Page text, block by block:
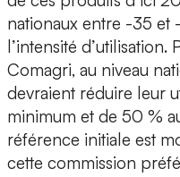
nationaux entre -35
l’intensité
Comagri, au niveau
devraient réduire leur
minimum et de 50 %
référence initiale est
cette commission